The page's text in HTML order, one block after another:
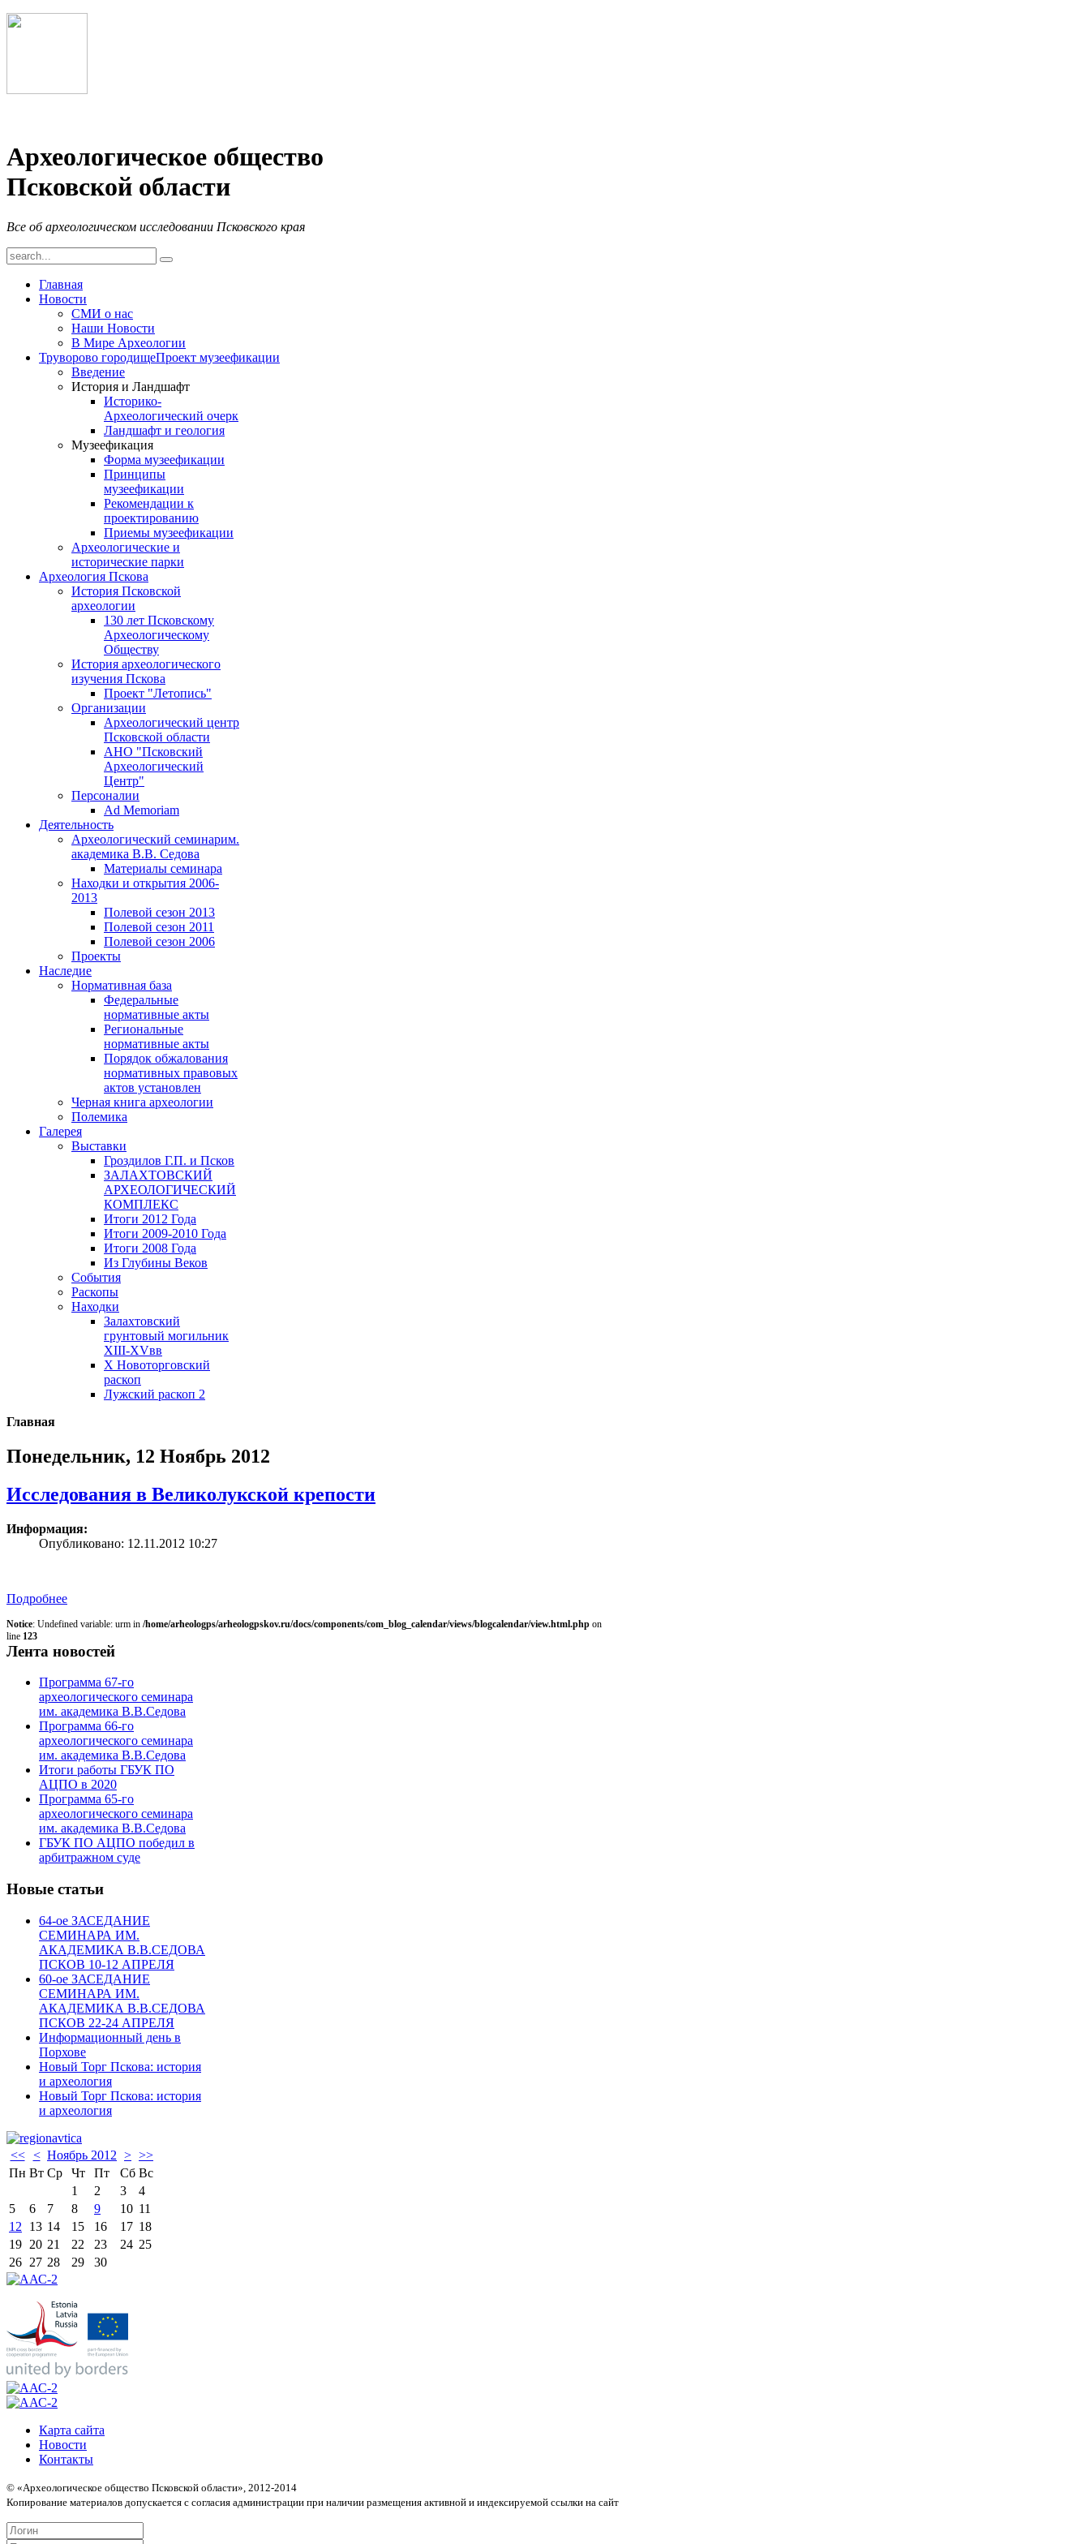
Археологическое общество
Псковской области
Все об археологическом исследовании Псковского края
Главная
Новости
СМИ о нас
Наши Новости
В Мире Археологии
Труворово городищеПроект музеефикации
Введение
История и Ландшафт
Историко-
Археологический очерк
Ландшафт и геология
Музеефикация
Форма музеефикации
Принципы
музеефикации
Рекомендации к
проектированию
Приемы музеефикации
Археологические и
исторические парки
Археология Пскова
История Псковской
археологии
130 лет Псковскому
Археологическому
Обществу
История археологического
изучения Пскова
Проект "Летопись"
Организации
Археологический центр
Псковской области
АНО "Псковский
Археологический
Центр"
Персоналии
Ad Memoriam
Деятельность
Археологический семинарим.
академика В.В. Седова
Материалы семинара
Находки и открытия 2006-
2013
Полевой сезон 2013
Полевой сезон 2011
Полевой сезон 2006
Проекты
Наследие
Нормативная база
Федеральные
нормативные акты
Региональные
нормативные акты
Порядок обжалования
нормативных правовых
актов установлен
Черная книга археологии
Полемика
Галерея
Выставки
Гроздилов Г.П. и Псков
ЗАЛАХТОВСКИЙ
АРХЕОЛОГИЧЕСКИЙ
КОМПЛЕКС
Итоги 2012 Года
Итоги 2009-2010 Года
Итоги 2008 Года
Из Глубины Веков
События
Раскопы
Находки
Залахтовский
грунтовый могильник
XIII-XVвв
X Новоторговский
раскоп
Лужский раскоп 2
Главная
Понедельник, 12 Ноябрь 2012
Исследования в Великолукской крепости
Информация:
Опубликовано: 12.11.2012 10:27
Подробнее
Notice: Undefined variable: urm in /home/arheologps/arheologpskov.ru/docs/components/com_blog_calendar/views/blogcalendar/view.html.php on
line 123
Лента новостей
Программа 67-го
археологического семинара
им. академика В.В.Седова
Программа 66-го
археологического семинара
им. академика В.В.Седова
Итоги работы ГБУК ПО
АЦПО в 2020
Программа 65-го
археологического семинара
им. академика В.В.Седова
ГБУК ПО АЦПО победил в
арбитражном суде
Новые статьи
64-ое ЗАСЕДАНИЕ
СЕМИНАРА ИМ.
АКАДЕМИКА В.В.СЕДОВА
ПСКОВ 10-12 АПРЕЛЯ
60-ое ЗАСЕДАНИЕ
СЕМИНАРА ИМ.
АКАДЕМИКА В.В.СЕДОВА
ПСКОВ 22-24 АПРЕЛЯ
Информационный день в
Порхове
Новый Торг Пскова: история
и археология
Новый Торг Пскова: история
и археология
<< < Ноябрь 2012 > >>
Пн Вт Ср Чт Пт Сб Вс
1
2 3
4
5
6 7 8 9 10 11
12
13 14 15 16 17 18
19 20 21 22 23 24 25
26 27 28 29 30
Карта сайта
Новости
Контакты
© «Археологическое общество Псковской области», 2012-2014
Копирование материалов допускается с согласия администрации при наличии размещения активной и индексируемой ссылки на сайт